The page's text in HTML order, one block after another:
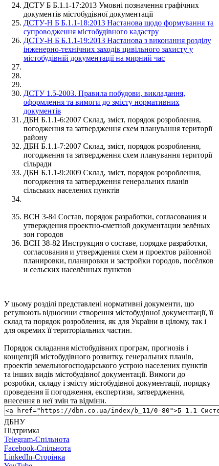
ДСТУ Б Б.1.1-17:2013 Умовні позначення графічних
документів містобудівної документації
ДСТУ-Н Б Б.1.1-18:2013 Настанова щодо формування та
супроводження містобудівного кадастру
ДСТУ-Н Б Б.1.1-19:2013 Настанова з виконання розділу
інженерно-технічних заходів цивільного захисту у
містобудівній документації на мирний час
ДСТУ 1.5-2003. Правила побудови, викладання,
оформлення та вимоги до змісту нормативних
документів
ДБН Б.1.1-6:2007 Склад, зміст, порядок розроблення,
погодження та затвердження схем планування території
району
ДБН Б.1.1-7:2007 Склад, зміст, порядок розроблення,
погодження та затвердження схем планування території
сільради
ДБН Б.1.1-9:2009 Склад, зміст, порядок розроблення,
погодження та затвердження генеральних планів
сільських населених пунктів
ВСН 3-84 Состав, порядок разработки, согласования и
утверждения проектно-сметной документации зелёных
зон городов
ВСН 38-82 Инструкция о составе, порядке разработки,
согласования и утверждения схем и проектов районной
планировки, планировки и застройки городов, посёлков
и сельских населённых пунктов
У цьому розділі представлені нормативні документи, що
регулюють відносини створення містобудівної документації, її
склад та порядок розроблення, як для України в цілому, так і
для окремих її територіальних частин.
Порядок складання містобудівних програм, прогнозів і
концепцій містобудівного розвитку, генеральних планів,
проектів земельногосподарського устрою населених пунктів
та інших видів містобудівної документації. Вимоги до
розробки, складу і змісту містобудівної документації, порядку
проведення її погодження, експертизи, затвердження,
внесення в неї змін та відміни.
ДБНУ
Підтримка
Telegram-Спільнота
Facebook-Спільнота
LinkedIn-Сторінка